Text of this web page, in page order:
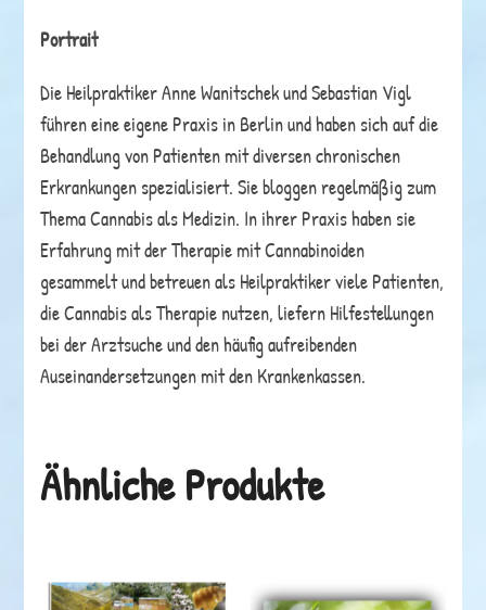
Portrait
Die Heilpraktiker Anne Wanitschek und Sebastian Vigl
führen eine eigene Praxis in Berlin und haben sich auf die
Behandlung von Patienten mit diversen chronischen
Erkrankungen spezialisiert. Sie bloggen regelmäßig zum
Thema Cannabis als Medizin. In ihrer Praxis haben sie
Erfahrung mit der Therapie mit Cannabinoiden
gesammelt und betreuen als Heilpraktiker viele Patienten,
die Cannabis als Therapie nutzen, liefern Hilfestellungen
bei der Arztsuche und den häufig aufreibenden
Auseinandersetzungen mit den Krankenkassen.
Ähnliche Produkte